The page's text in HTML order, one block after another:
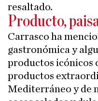
resaltado.
Producto,
Carrasco ha
gastronómica y
productos icónicos
productos
Mediterráneo y de